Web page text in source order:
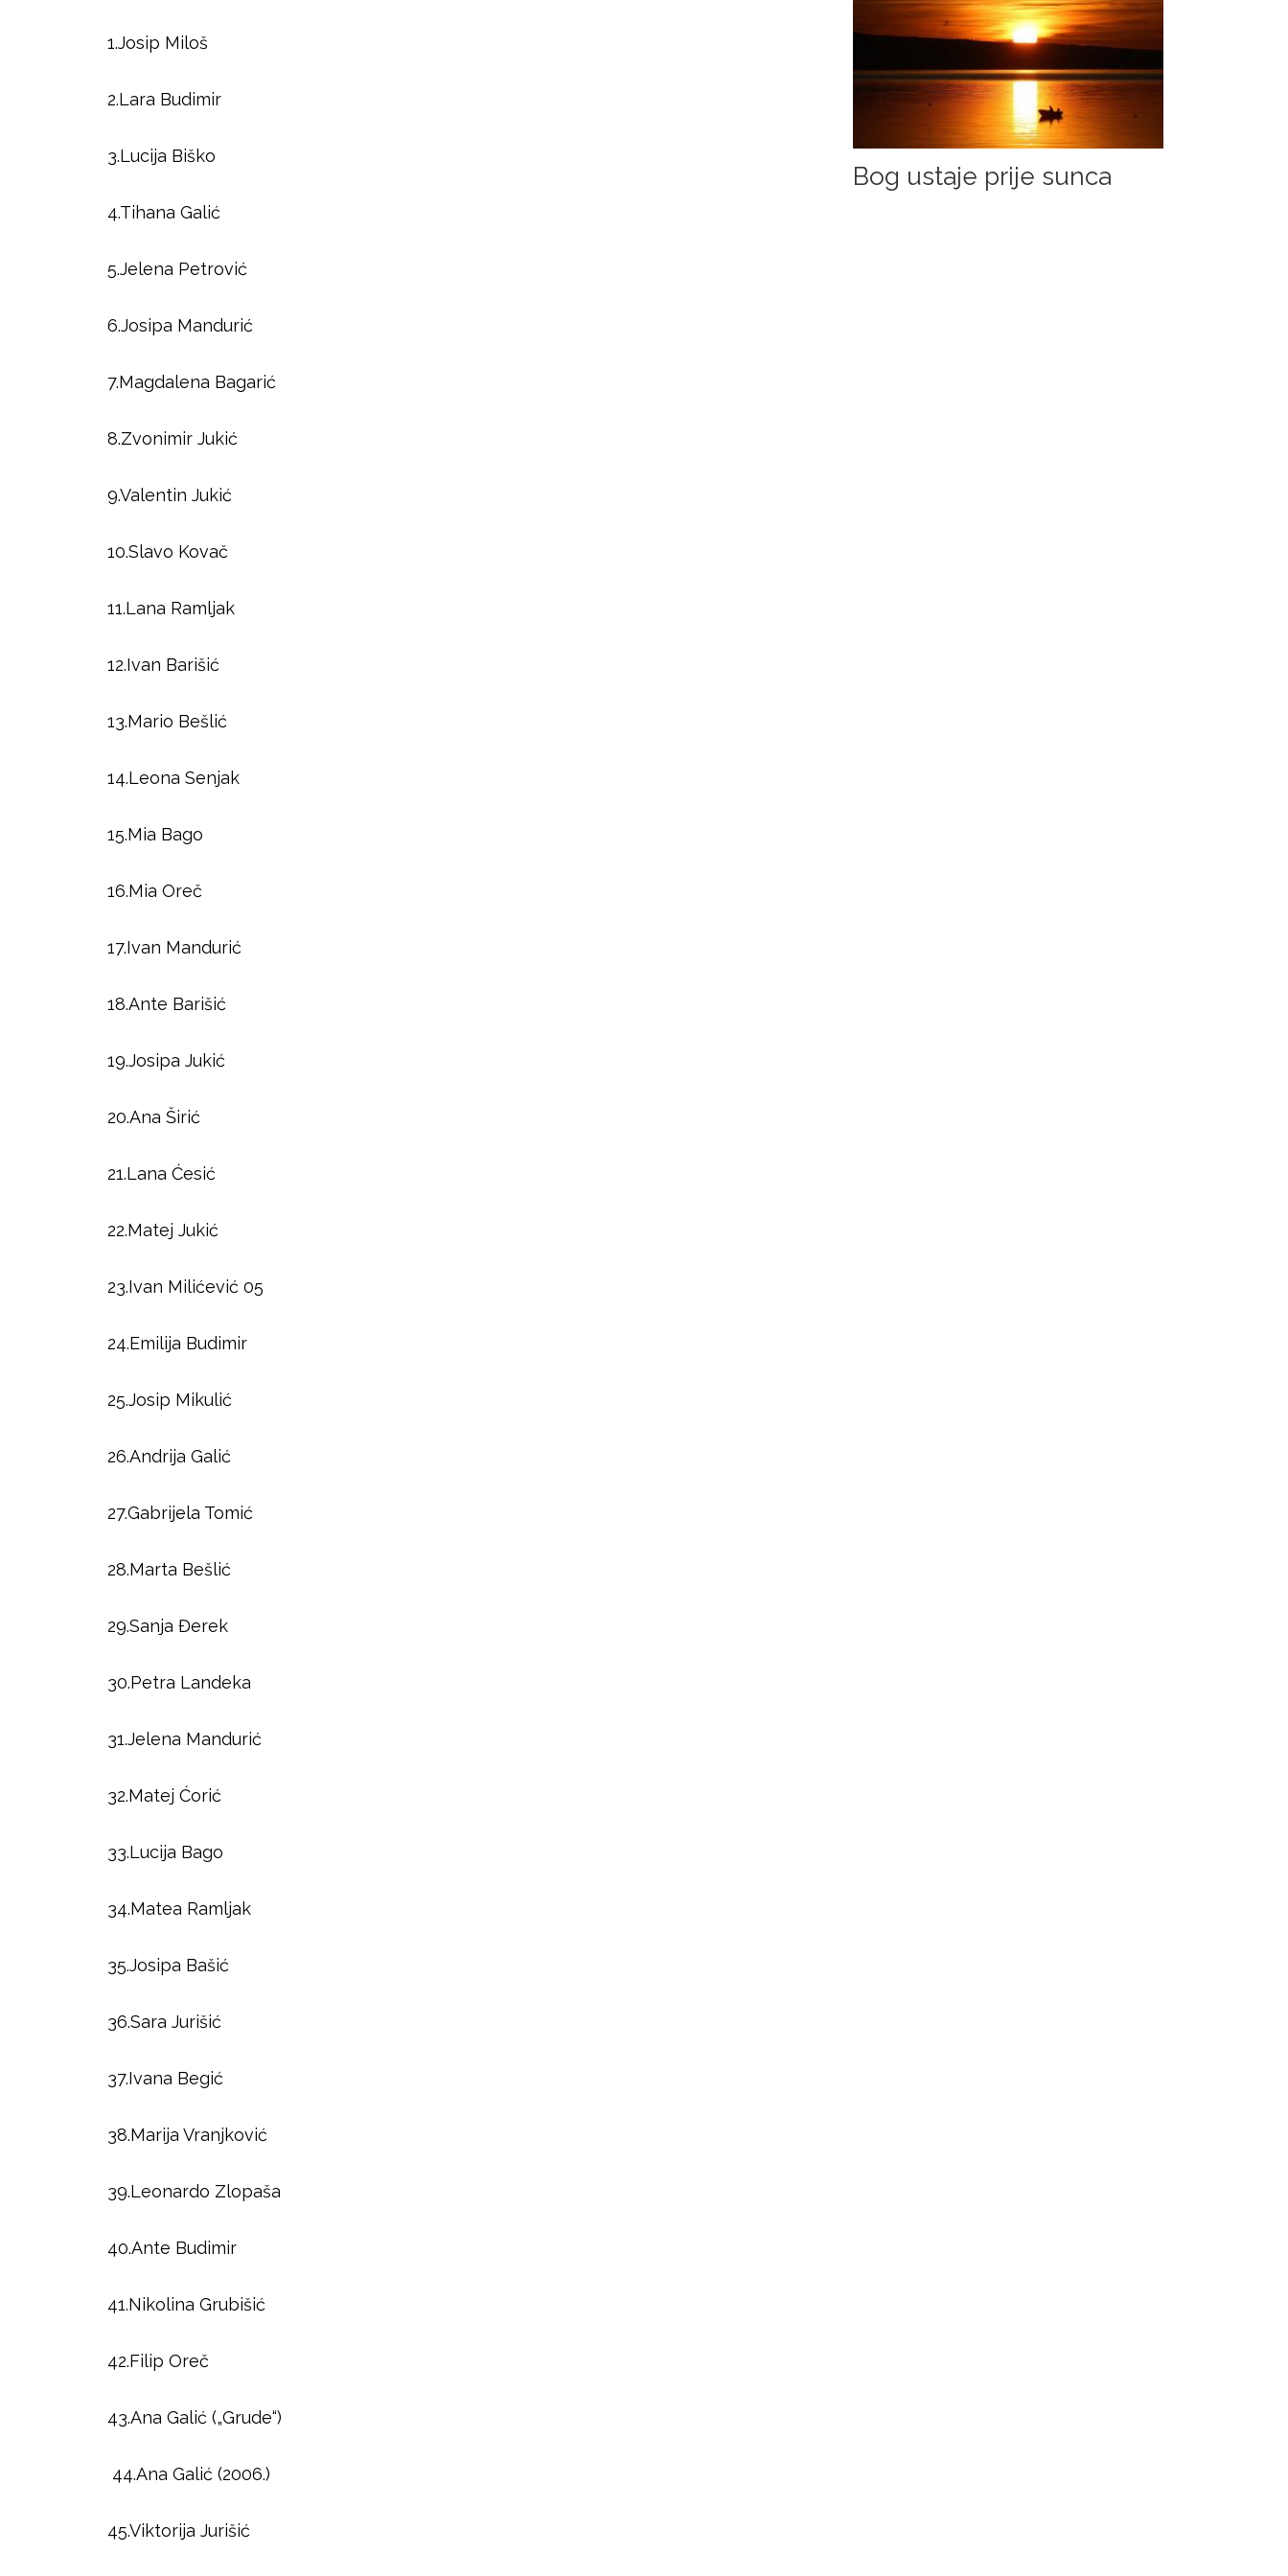
1.Josip Miloš
2.Lara Budimir
3.Lucija Biško
4.Tihana Galić
5.Jelena Petrović
6.Josipa Mandurić
7.Magdalena Bagarić
8.Zvonimir Jukić
9.Valentin Jukić
10.Slavo Kovač
11.Lana Ramljak
12.Ivan Barišić
13.Mario Bešlić
14.Leona Senjak
15.Mia Bago
16.Mia Oreč
17.Ivan Mandurić
18.Ante Barišić
19.Josipa Jukić
20.Ana Širić
21.Lana Ćesić
22.Matej Jukić
23.Ivan Milićević 05
24.Emilija Budimir
25.Josip Mikulić
26.Andrija Galić
27.Gabrijela Tomić
28.Marta Bešlić
29.Sanja Đerek
30.Petra Landeka
31.Jelena Mandurić
32.Matej Ćorić
33.Lucija Bago
34.Matea Ramljak
35.Josipa Bašić
36.Sara Jurišić
37.Ivana Begić
38.Marija Vranjković
39.Leonardo Zlopaša
40.Ante Budimir
41.Nikolina Grubišić
42.Filip Oreč
43.Ana Galić („Grude“)
44.Ana Galić (2006.)
45.Viktorija Jurišić
Bog ustaje prije sunca